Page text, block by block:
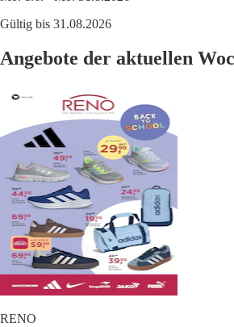
Gültig bis 31.08.2026
Angebote der aktuellen
RENO